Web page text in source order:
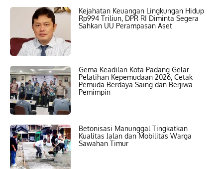
Kejahatan Keuangan Lingkungan Hidup
Rp994 Triliun, DPR RI Diminta Segera
Sahkan UU Perampasan Aset
Gema Keadilan Kota Padang Gelar
Pelatihan Kepemudaan 2026, Cetak
Pemuda Berdaya Saing dan Berjiwa
Pemimpin
Betonisasi Manunggal Tingkatkan
Kualitas Jalan dan Mobilitas Warga
Sawahan Timur